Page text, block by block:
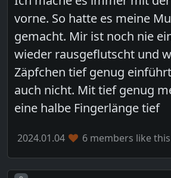
vorne. So hatte es meine
gemacht. Mir ist noch nie
wieder rausgeflutscht und
Zäpfchen tief genug
auch nicht. Mit tief genug
eine halbe Fingerlänge tief
2024.01.04 6 members like this